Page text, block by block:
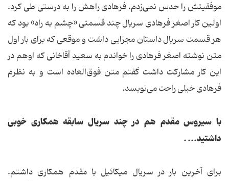
موفقیتش را حدس نمی‌زدم. فرهادی راهش را به درستی طی کرد.
اولین کار اصغر فرهادی سریال چند قسمتی «چشم به راه» بود که
هر قسمت سریال داستان مجزایی داشت و موقعی که برای بار اول
متن نوشته اصغر فرهادی را خواندم به سعید آقاخانی که اوهم در
این کار مشارکت داشت گفتم متن فوق‌العاده است و به نظرم
فرهادی خیلی راحت می‌نویسد.
با سیروس مقدم هم در چند سریال سابقه همکاری خوبی
داشتید... .
برای آخرین بار در سریال میکائیل با مقدم همکاری داشتم.